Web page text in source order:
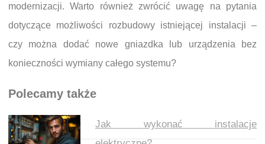
modernizacji. Warto również zwrócić uwagę na pytania
dotyczące możliwości rozbudowy istniejącej instalacji –
czy można dodać nowe gniazdka lub urządzenia bez
konieczności wymiany całego systemu?
Polecamy także
Jak wykonać instalacje